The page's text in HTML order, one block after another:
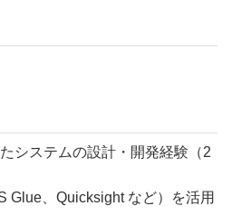
システムの設計・開発経験（2
Glue、Quicksight など）を活用